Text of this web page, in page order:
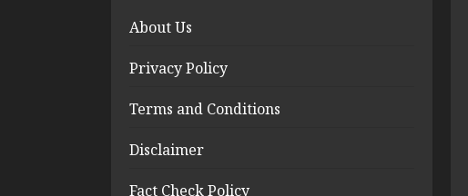
About Us
Privacy Policy
Terms and Conditions
Disclaimer
Fact Check Policy